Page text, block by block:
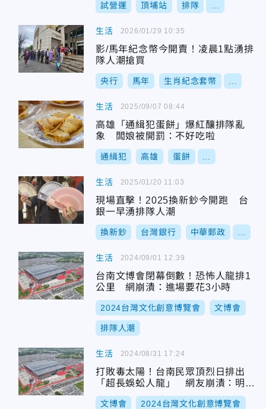
試營運 頂埔站 排隊
生活
影/馬年紀念幣今開賣！凌晨1點湧排
隊人潮搶買
央行 馬年 生肖紀念套幣
2026/01/29 10:35
生活
高雄「通緝犯蛋餅」爆紅釀排隊亂
象 闆娘被開罰：不好吃啦
通緝犯 高雄 蛋餅
2025/09/07 08:44
生活
現場直擊！2025換新鈔今開跑 台
銀一早湧排隊人潮
換新鈔 台灣銀行 中華郵政
2025/01/20 11:03
生活
台南文博會閉幕倒數！恐怖人龍排1
公里 網崩潰：進場要花3小時
2024台灣文化創意博覽會 文博會
排隊人潮
2024/09/01 12:39
生活
打敗毒太陽！台南民眾頂烈日排出
「超長蜈蚣人龍」 網友崩潰：明天
怎麼辦？
文博會 2024台灣文化創意博覽會
2024/08/31 17:24